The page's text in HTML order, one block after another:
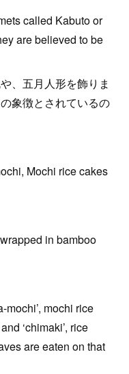
called Kabuto or
are believed to be
、五月人形を飾りま
象徴とされているの
Mochi rice cakes
in bamboo
mochi’, mochi rice
‘chimaki’, rice
are eaten on that